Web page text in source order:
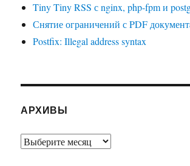
Tiny Tiny RSS с nginx, php-fpm и
Снятие ограничений с PDF
Postfix: Illegal address syntax
АРХИВЫ
Архивы